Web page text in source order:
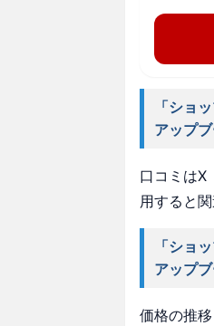
「ショ
アップ
口コミはX
用すると
「ショ
アップ
価格の推